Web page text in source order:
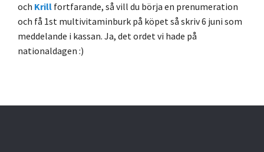
och Krill fortfarande, så vill du börja en prenumeration
och få 1st multivitaminburk på köpet så skriv 6 juni som
meddelande i kassan. Ja, det ordet vi hade på
nationaldagen :)